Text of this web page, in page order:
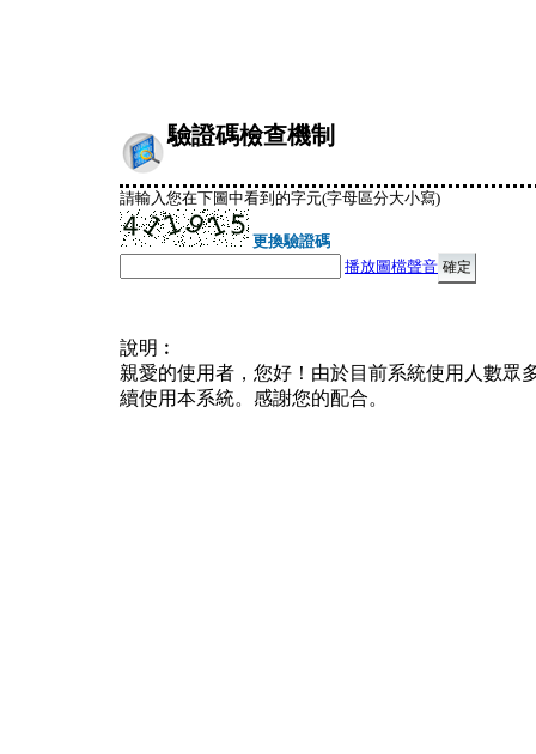
驗證碼檢查機制
請輸入您在下圖中看到的字元(字母區分大小寫)
更換驗證碼
播放圖檔聲音
說明︰
親愛的使用者，您好！由於目前系統使用人數眾
續使用本系統。感謝您的配合。